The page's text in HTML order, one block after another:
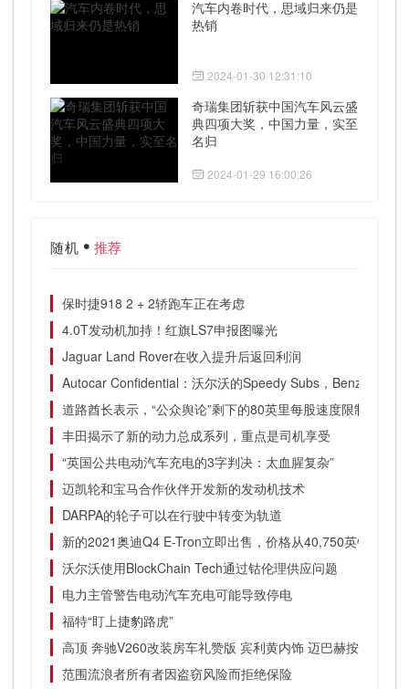
汽车内卷时代，思域归来仍是
热销
2024-01-30 12:31:10
奇瑞集团斩获中国汽车风云盛
典四项大奖，中国力量，实至
名归
2024-01-29 16:00:26
随机 推荐
保时捷918 2 + 2轿跑车正在考虑
4.0T发动机加持！红旗LS7申报图曝光
Jaguar Land Rover在收入提升后返回利润
Autocar Confidential：沃尔沃的Speedy Subs，Benz
道路酋长表示，“公众舆论”剩下的80英里每股速度限制
丰田揭示了新的动力总成系列，重点是司机享受
“英国公共电动汽车充电的3字判决：太血腥复杂”
迈凯轮和宝马合作伙伴开发新的发动机技术
DARPA的轮子可以在行驶中转变为轨道
新的2021奥迪Q4 E-Tron立即出售，价格从40,750英镑
沃尔沃使用BlockChain Tech通过钴伦理供应问题
电力主管警告电动汽车充电可能导致停电
福特“盯上捷豹路虎”
高顶 奔驰V260改装房车礼赞版 宾利黄内饰 迈巴赫按摩座椅
范围流浪者所有者因盗窃风险而拒绝保险